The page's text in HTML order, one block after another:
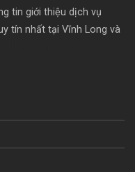
tin giới thiệu dịch vụ
tín nhất tại Vĩnh Long và